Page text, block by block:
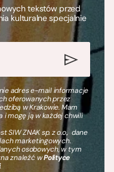
tekstów przed
kulturalne specjalnie
adres e-mail informacje
oferowanych przez
w Krakowie. Mam
i mogę ją w każdej chwili
ZNAK sp. z o.o., dane
marketingowych.
osobowych, w tym
znaleźć wPolityce
.